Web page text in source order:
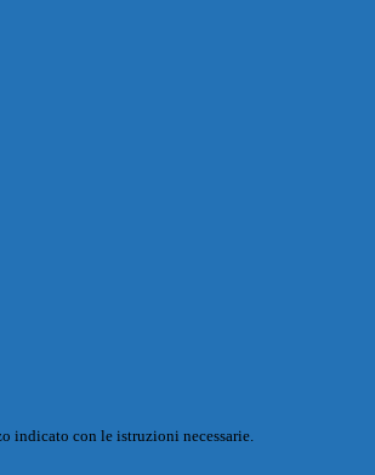
indicato con le istruzioni necessarie.